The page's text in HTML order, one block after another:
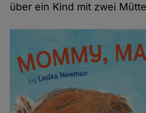
über ein Kind mit zwei